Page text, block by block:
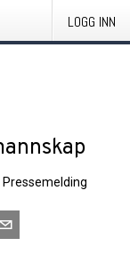
LOGG INN
Pressemelding